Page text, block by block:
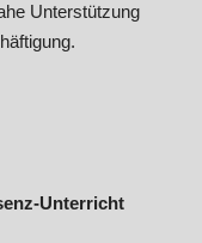
Unterstützung
Unterricht